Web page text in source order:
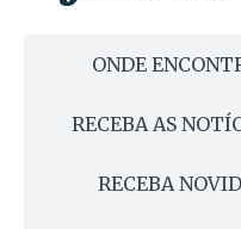
ONDE
RECEBA AS
RECEBA